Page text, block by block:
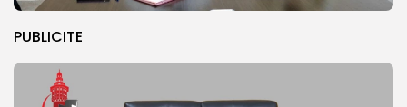
PUBLICITE